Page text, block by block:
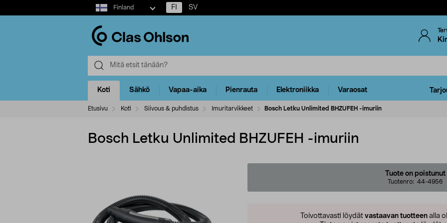
Select
market
Finland FI SV
Koti Sähkö Vapaa-aika Pienrauta Elektroniikka Varaosat
Etusivu Koti Siivous & puhdistus Imuritarvikkeet Bosch Letku Unlimited BHZUFEH -imuriin
Bosch Letku Unlimited BHZUFEH -imuriin
Tuote on poistunut
Tuotenro: 44-4956
Toivottavasti löydät vastaavan tuotteen alla